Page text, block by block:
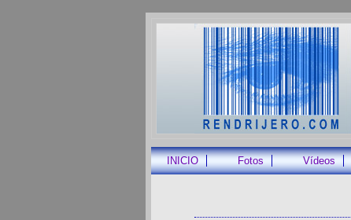
INICIO Fotos Vídeos